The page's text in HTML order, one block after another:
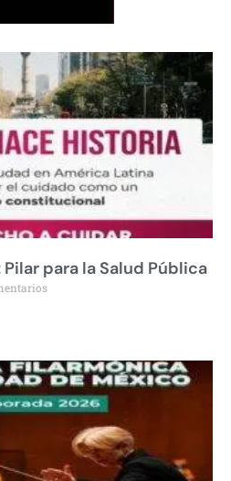
para la Salud Pública